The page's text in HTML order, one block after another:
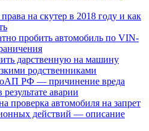
на скутер в 2018 году и как
пробить автомобиль по VIN-
дарственную на машину
родственниками
РФ — причинение вреда
аварии
проверка автомобиля на запрет
действий — описание